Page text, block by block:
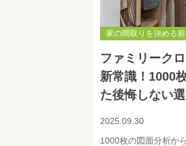
家の間取りを決める
ファミリーク
新常識！1000
た後悔しない
2025.09.30
1000枚の図面分析か